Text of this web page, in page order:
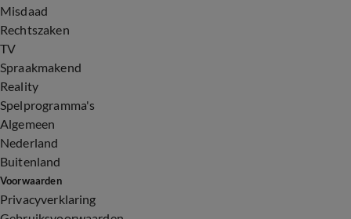
Misdaad
Rechtszaken
TV
Spraakmakend
Reality
Spelprogramma's
Algemeen
Nederland
Buitenland
Voorwaarden
Privacyverklaring